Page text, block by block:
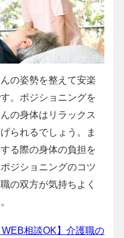
の姿勢を整えて安楽
。ポジショニングを
の身体はリラックス
られるでしょう。ま
る際の身体の負担を
ジショニングのコツ
の双方が気持ちよく
相談OK】介護職の